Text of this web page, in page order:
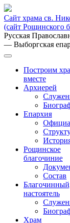
Сайт храма св.
(сайт Рощинского
Русская
— Выборгская
Построим
вместе
Архиерей
Епархия
Рощинское
благочиние
Состав
настоятель
Храм